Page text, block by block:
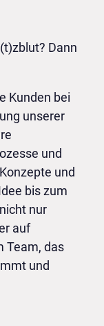
Dann
Kunden bei
unserer
und
und
bis zum
nur
auf
Team, das
und